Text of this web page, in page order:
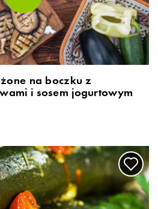
na boczku z
i sosem jogurtowym